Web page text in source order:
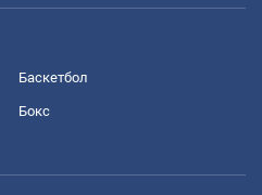
Баскетбол
Бокс